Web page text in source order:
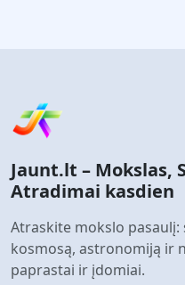
Jaunt.lt – Mokslas,
Atradimai kasdien
Atraskite mokslo
kosmosą, astronomiją ir
paprastai ir įdomiai.